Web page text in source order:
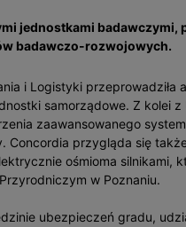
jednostkami badawczymi,
badawczo-rozwojowych.
i Logistyki przeprowadziła
samorządowe. Z kolei z
zaawansowanego
Concordia przygląda się
ośmioma silnikami,
w Poznaniu.
ubezpieczeń gradu,